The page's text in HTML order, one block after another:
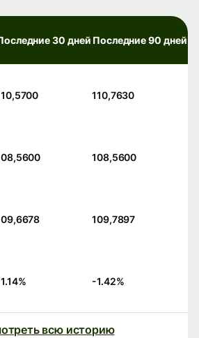
30 дней Последние 90 дней
110,7630
108,5600
109,7897
% -1.42%
всю историю